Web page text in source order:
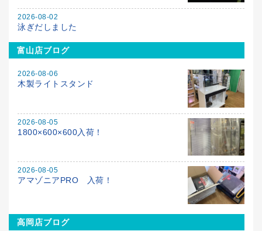
2026-08-02
泳ぎだしました
富山店ブログ
2026-08-06
木製ライトスタンド
2026-08-05
1800×600×600入荷！
2026-08-05
アマゾニアPRO 入荷！
高岡店ブログ